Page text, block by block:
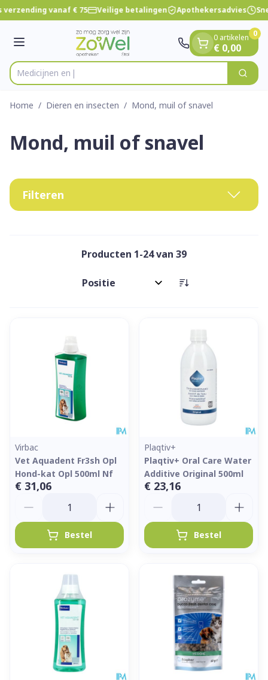
Ga naar de inhoud
1 van 1vanaf € 75 Veilige betalingen Apothekersadvies
Menu
Product, merk, categorie... Zoek
0 artikelen
€ 0,00
0
Home / Dieren en insecten / Mond, muil of snavel
Mond, muil of snavel
Filteren
Producten 1-24van 39
Sorteer op:
Virbac
Vet Aquadent Fr3sh Opl
Hond-kat Opl 500ml Nf
€ 31,06
Bestel
Plaqtiv+
Plaqtiv+ Oral Care Water
Additive Original 500ml
€ 23,16
Bestel